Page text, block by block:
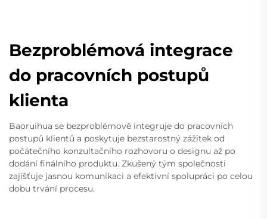
Bezproblémová integrace
do pracovních postupů
klienta
Baoruihua se bezproblémově integruje do pracovních
postupů klientů a poskytuje bezstarostný zážitek od
počátečního konzultačního rozhovoru o designu až po
dodání finálního produktu. Zkušený tým společnosti
zajišťuje jasnou komunikaci a efektivní spolupráci po celou
dobu trvání procesu.